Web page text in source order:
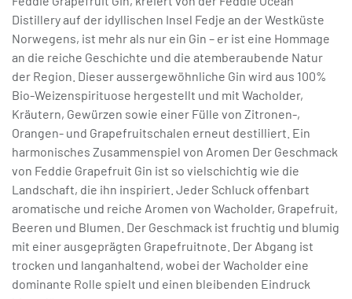
Distillery auf der idyllischen Insel Fedje an der Westküste
Norwegens, ist mehr als nur ein Gin – er ist eine Hommage
an die reiche Geschichte und die atemberaubende Natur
der Region. Dieser aussergewöhnliche Gin wird aus 100%
Bio-Weizenspirituose hergestellt und mit Wacholder,
Kräutern, Gewürzen sowie einer Fülle von Zitronen-,
Orangen- und Grapefruitschalen erneut destilliert. Ein
harmonisches Zusammenspiel von Aromen Der Geschmack
von Feddie Grapefruit Gin ist so vielschichtig wie die
Landschaft, die ihn inspiriert. Jeder Schluck offenbart
aromatische und reiche Aromen von Wacholder, Grapefruit,
Beeren und Blumen. Der Geschmack ist fruchtig und blumig
mit einer ausgeprägten Grapefruitnote. Der Abgang ist
trocken und langanhaltend, wobei der Wacholder eine
dominante Rolle spielt und einen bleibenden Eindruck